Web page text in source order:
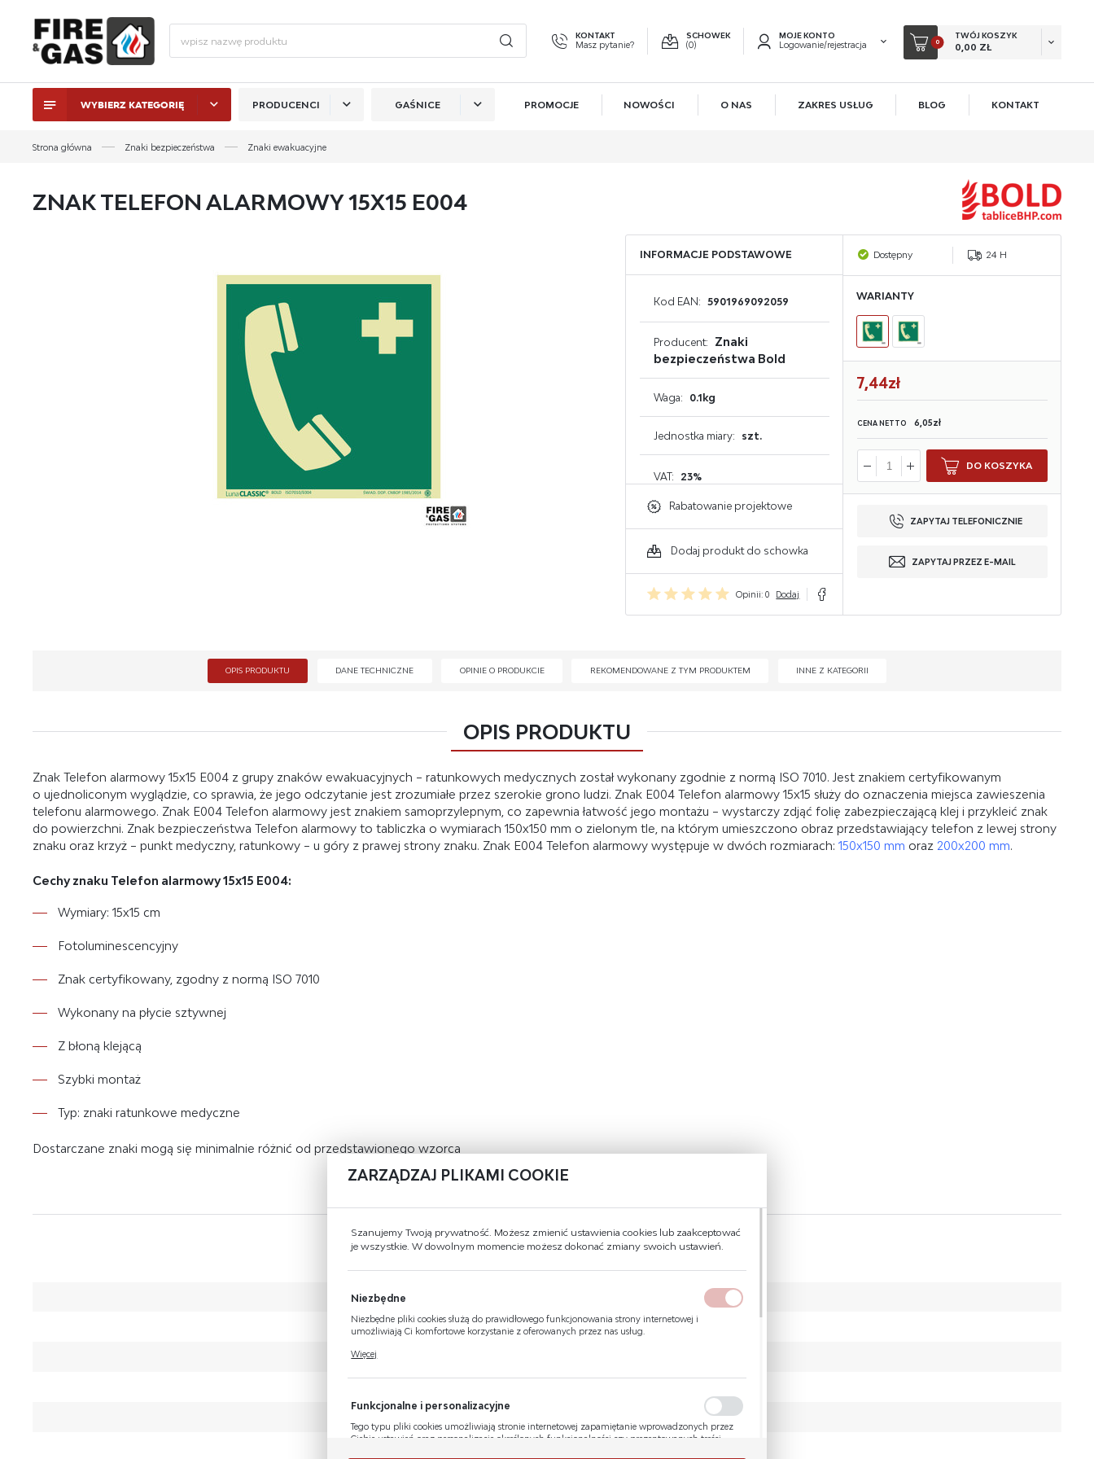
KONTAKT
Masz pytanie?
SCHOWEK
(0)
MOJE KONTO
Logowanie/rejestracja
ZALOGUJ SIĘ
brak konieczności wprowadzania swoich danych przy kolejnych zakupach
możliwość otrzymania rabatów i kuponów promocyjnych
0
TWÓJ KOSZYK
0,00 ZŁ
WYBIERZ KATEGORIĘ PRODUCENCI GAŚNICE
GAŚNICE DO SYPIALNI
GAŚNICE DO BIURA
PROMOCJE NOWOŚCI O NAS ZAKRES USŁUG BLOG KONTAKT
Strona główna Znaki bezpieczeństwa Znaki ewakuacyjne
ZNAK TELEFON ALARMOWY 15X15 E004
INFORMACJE PODSTAWOWE
Kod EAN: 5901969092059
Producent:
Znaki
bezpieczeństwa Bold
Waga: 0.1kg
Jednostka miary: szt.
VAT: 23%
Rabatowanie projektowe
Dodaj produkt do schowka
Opinii: 0 Dodaj
Dostępny 24 H
WARIANTY
7,44zł
CENA NETTO 6,05zł
DO KOSZYKA
ZAPYTAJ TELEFONICZNIE
ZAPYTAJ PRZEZ E-MAIL
OPIS PRODUKTU DANE TECHNICZNE OPINIE O PRODUKCIE REKOMENDOWANE Z TYM PRODUKTEM INNE Z KATEGORII
OPIS PRODUKTU
Znak Telefon alarmowy 15x15 E004 z grupy znaków ewakuacyjnych – ratunkowych medycznych został wykonany zgodnie z normą ISO 7010. Jest znakiem certyfikowanym
o ujednoliconym wyglądzie, co sprawia, że jego odczytanie jest zrozumiałe przez szerokie grono ludzi. Znak E004 Telefon alarmowy 15x15 służy do oznaczenia miejsca zawieszenia
telefonu alarmowego. Znak E004 Telefon alarmowy jest znakiem samoprzylepnym, co zapewnia łatwość jego montażu – wystarczy zdjąć folię zabezpieczającą klej i przykleić znak
do powierzchni. Znak bezpieczeństwa Telefon alarmowy to tabliczka o wymiarach 150x150 mm o zielonym tle, na którym umieszczono obraz przedstawiający telefon z lewej strony
znaku oraz krzyż – punkt medyczny, ratunkowy – u góry z prawej strony znaku. Znak E004 Telefon alarmowy występuje w dwóch rozmiarach: 150x150 mm oraz 200x200 mm.
Cechy znaku Telefon alarmowy 15x15 E004:
Wymiary: 15x15 cm
Fotoluminescencyjny
Znak certyfikowany, zgodny z normą ISO 7010
Wykonany na płycie sztywnej
Z błoną klejącą
Szybki montaż
Typ: znaki ratunkowe medyczne
Dostarczane znaki mogą się minimalnie różnić od przedstawionego wzorca
DANE TECHNICZNE
Szerokość 15 cm
ZARZĄDZAJ PLIKAMI COOKIE
Szanujemy Twoją prywatność. Możesz zmienić ustawienia cookies lub zaakceptować
je wszystkie. W dowolnym momencie możesz dokonać zmiany swoich ustawień.
Niezbędne
Niezbędne pliki cookies służą do prawidłowego funkcjonowania strony internetowej i
umożliwiają Ci komfortowe korzystanie z oferowanych przez nas usług.
Twoich ustawień preferencji prywatności, logowania czy wypełniania formularzy. Dzięki plikom
Więcej
Funkcjonalne i personalizacyjne
Tego typu pliki cookies umożliwiają stronie internetowej zapamiętanie wprowadzonych przez
Ciebie ustawień oraz personalizację określonych funkcjonalności czy prezentowanych treści.